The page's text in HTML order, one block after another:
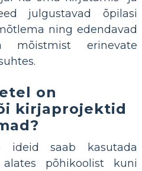
julgustavad õpilasi
ning edendavad
mõistmist erinevate
on
kirjaprojektid
ideid saab kasutada
alates põhikoolist kuni